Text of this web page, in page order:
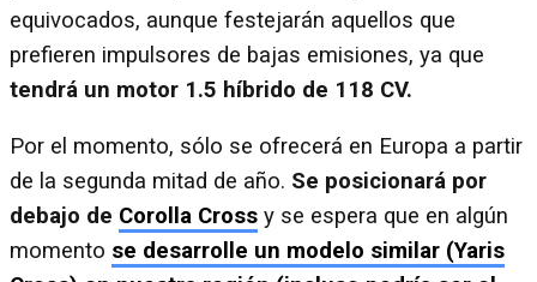
equivocados, aunque festejarán aquellos que
prefieren impulsores de bajas emisiones, ya que
tendrá un motor 1.5 híbrido de 118 CV.
Por el momento, sólo se ofrecerá en Europa a partir
de la segunda mitad de año. Se posicionará por
debajo de Corolla Cross y se espera que en algún
momento se desarrolle un modelo similar (Yaris